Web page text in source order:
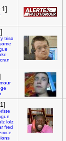
triso
lolz
fred